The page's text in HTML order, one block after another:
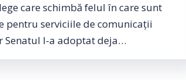
care schimbă felul în care sunt
pentru serviciile de comunicații
Senatul l-a adoptat deja…